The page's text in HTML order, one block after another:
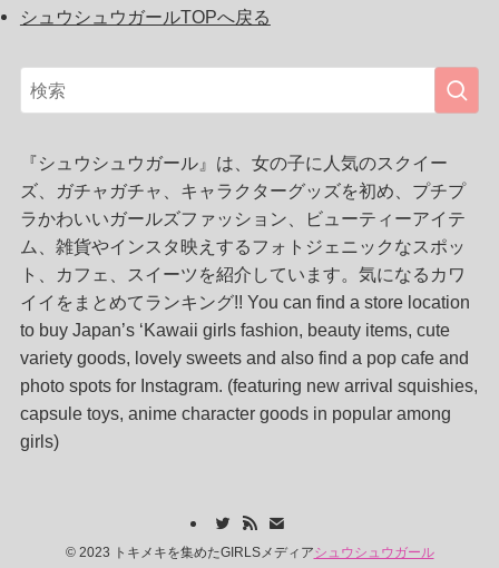
シュウシュウガールTOPへ戻る
『シュウシュウガール』は、女の子に人気のスクイー
ズ、ガチャガチャ、キャラクターグッズを初め、プチプ
ラかわいいガールズファッション、ビューティーアイテ
ム、雑貨やインスタ映えするフォトジェニックなスポッ
ト、カフェ、スイーツを紹介しています。気になるカワ
イイをまとめてランキング!! You can find a store location
to buy Japan’s ‘Kawaii girls fashion, beauty items, cute
variety goods, lovely sweets and also find a pop cafe and
photo spots for Instagram. (featuring new arrival squishies,
capsule toys, anime character goods in popular among
girls)
©2023 トキメキを集めたGIRLSメディアシュウシュウガール